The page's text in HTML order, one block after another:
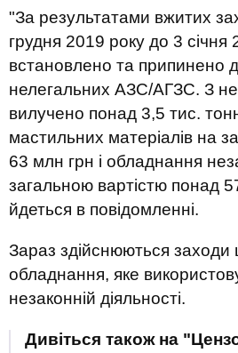
"За результатами вжитих
грудня 2019 року до 3 січня
встановлено та припинено
нелегальних АЗС/АГЗС. З
вилучено понад 3,5 тис.
мастильних матеріалів на
63 млн грн і обладнання
загальною вартістю понад
йдеться в повідомленні.
Зараз здійснюються
обладнання, яке
незаконній діяльності.
Дивіться також на